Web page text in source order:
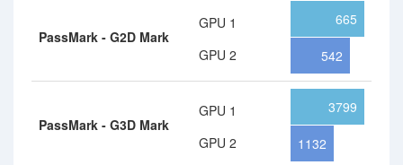
PassMark - G2D Mark
GPU 1
GPU 2
665
542
PassMark - G3D Mark
GPU 1
GPU 2
3799
1132